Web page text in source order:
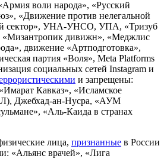
воли народа», «Русский
«Движение против нелегальной
сектор», УНА-УНСО, УПА, «Тризуб
«Мизантропик дивижн», «Меджлис
движение «Артподготовка»,
партия «Воля», Meta Platforms
социальных сетей Instagram и
и запрещены:
Кавказ», «Исламское
Джебхад-ан-Нусра, «АУМ
«Аль-Каида в странах
лица, признанные в России
«Альянс врачей», «Лига